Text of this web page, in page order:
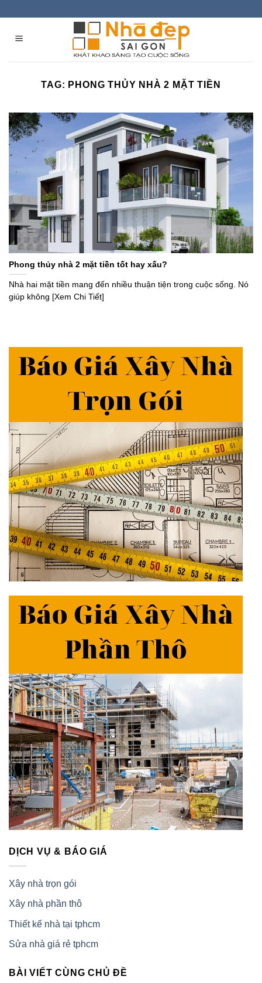
content
TAG: PHONG THỦY NHÀ 2 MẶT TIỀN
Phong thủy nhà 2 mặt tiền tốt hay xấu?
Nhà hai mặt tiền mang đến nhiều thuận tiện trong cuộc sống. Nó
giúp không [Xem Chi Tiết]
DỊCH VỤ & BÁO GIÁ
Xây nhà trọn gói
Xây nhà phần thô
Thiết kế nhà tại tphcm
Sửa nhà giá rẻ tphcm
BÀI VIẾT CÙNG CHỦ ĐỀ